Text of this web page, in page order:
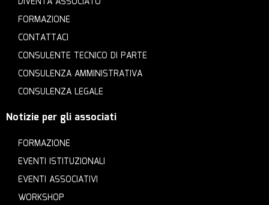
FORMAZIONE
CONTATTACI
CONSULENTE TECNICO DI PARTE
CONSULENZA AMMINISTRATIVA
CONSULENZA LEGALE
Notizie per gli associati
FORMAZIONE
EVENTI ISTITUZIONALI
EVENTI ASSOCIATIVI
WORKSHOP